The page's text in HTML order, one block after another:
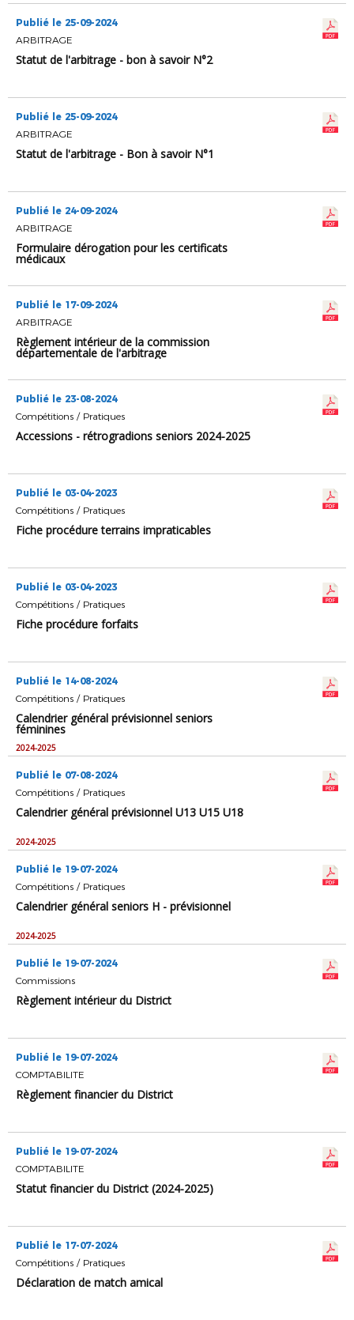
Publié le 25-09-2024
ARBITRAGE
Statut de l'arbitrage - bon à savoir N°2
Publié le 25-09-2024
ARBITRAGE
Statut de l'arbitrage - Bon à savoir N°1
Publié le 24-09-2024
ARBITRAGE
Formulaire dérogation pour les certificats
médicaux
Publié le 17-09-2024
ARBITRAGE
Règlement intérieur de la commission
départementale de l'arbitrage
Publié le 23-08-2024
Compétitions / Pratiques
Accessions - rétrogradions seniors 2024-2025
Publié le 03-04-2023
Compétitions / Pratiques
Fiche procédure terrains impraticables
Publié le 03-04-2023
Compétitions / Pratiques
Fiche procédure forfaits
Publié le 14-08-2024
Compétitions / Pratiques
Calendrier général prévisionnel seniors
féminines
2024-2025
Publié le 07-08-2024
Compétitions / Pratiques
Calendrier général prévisionnel U13 U15 U18
2024-2025
Publié le 19-07-2024
Compétitions / Pratiques
Calendrier général seniors H - prévisionnel
2024-2025
Publié le 19-07-2024
Commissions
Règlement intérieur du District
Publié le 19-07-2024
COMPTABILITE
Règlement financier du District
Publié le 19-07-2024
COMPTABILITE
Statut financier du District (2024-2025)
Publié le 17-07-2024
Compétitions / Pratiques
Déclaration de match amical